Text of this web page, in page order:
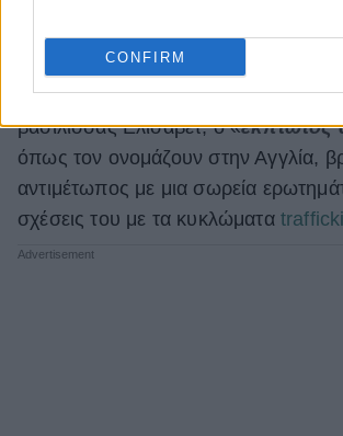
CONFIRM
παρελθόν.
Από τότε, το τρίτο και «αγαπημένο»
βασίλισσας Ελισάβετ, ο «έκπτωτος
όπως τον ονομάζουν στην Αγγλία,
αντιμέτωπος με μια σωρεία
σχέσεις του με τα κυκλώματα